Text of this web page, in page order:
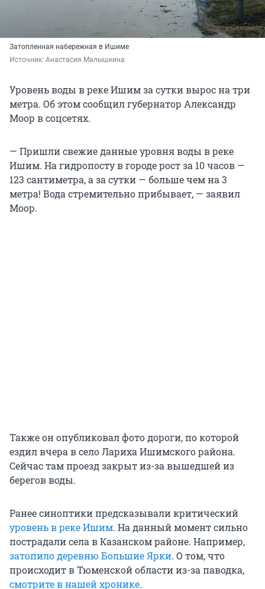
Затопленная набережная в Ишиме
Источник: Анастасия Малышкина
Уровень воды в реке Ишим за сутки вырос на три
метра. Об этом сообщил губернатор Александр
Моор в соцсетях.
— Пришли свежие данные уровня воды в реке
Ишим. На гидропосту в городе рост за 10 часов —
123 сантиметра, а за сутки — больше чем на 3
метра! Вода стремительно прибывает, — заявил
Моор.
Также он опубликовал фото дороги, по которой
ездил вчера в село Лариха Ишимского района.
Сейчас там проезд закрыт из-за вышедшей из
берегов воды.
Ранее синоптики предсказывали критический
уровень в реке Ишим. На данный момент сильно
пострадали села в Казанском районе. Например,
затопило деревню Большие Ярки. О том, что
происходит в Тюменской области из-за паводка,
смотрите в нашей хронике.